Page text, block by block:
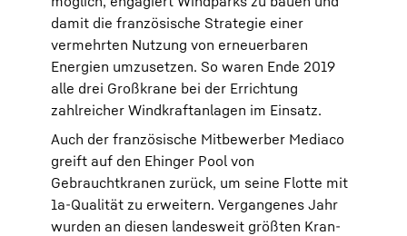
damit die französische Strategie einer
vermehrten Nutzung von erneuerbaren
Energien umzusetzen. So waren Ende 2019
alle drei Großkrane bei der Errichtung
zahlreicher Windkraftanlagen im Einsatz.
Auch der französische Mitbewerber Mediaco
greift auf den Ehinger Pool von
Gebrauchtkranen zurück, um seine Flotte mit
1a-Qualität zu erweitern. Vergangenes Jahr
wurden an diesen landesweit größten Kran-